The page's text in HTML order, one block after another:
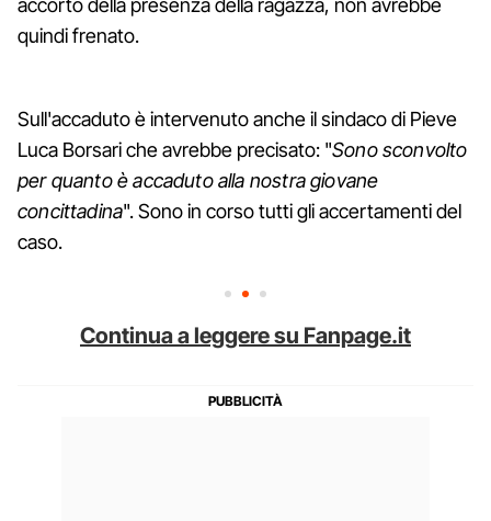
accorto della presenza della ragazza, non avrebbe
quindi frenato.
Sull'accaduto è intervenuto anche il sindaco di Pieve
Luca Borsari che avrebbe precisato: "Sono sconvolto
per quanto è accaduto alla nostra giovane
concittadina". Sono in corso tutti gli accertamenti del
caso.
Continua a leggere su Fanpage.it